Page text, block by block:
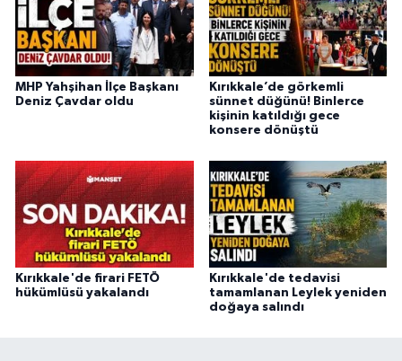
MHP Yahşihan İlçe Başkanı
Deniz Çavdar oldu
Kırıkkale’de görkemli
sünnet düğünü! Binlerce
kişinin katıldığı gece
konsere dönüştü
Kırıkkale'de firari FETÖ
hükümlüsü yakalandı
Kırıkkale'de tedavisi
tamamlanan Leylek yeniden
doğaya salındı